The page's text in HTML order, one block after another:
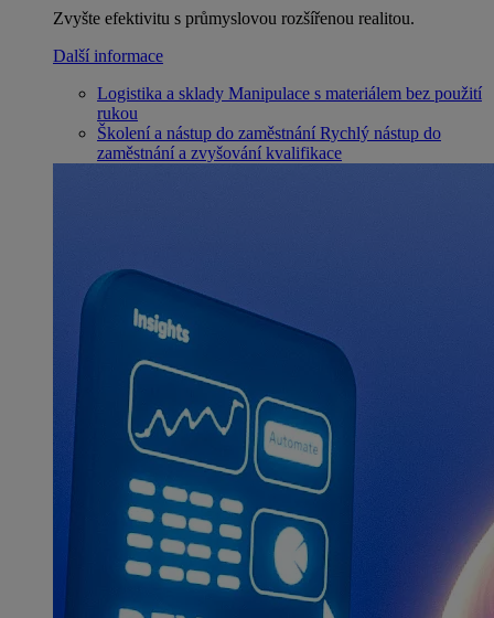
Zvyšte efektivitu s průmyslovou rozšířenou realitou.
Další informace
Logistika a sklady Manipulace s materiálem bez použití
rukou
Školení a nástup do zaměstnání Rychlý nástup do
zaměstnání a zvyšování kvalifikace